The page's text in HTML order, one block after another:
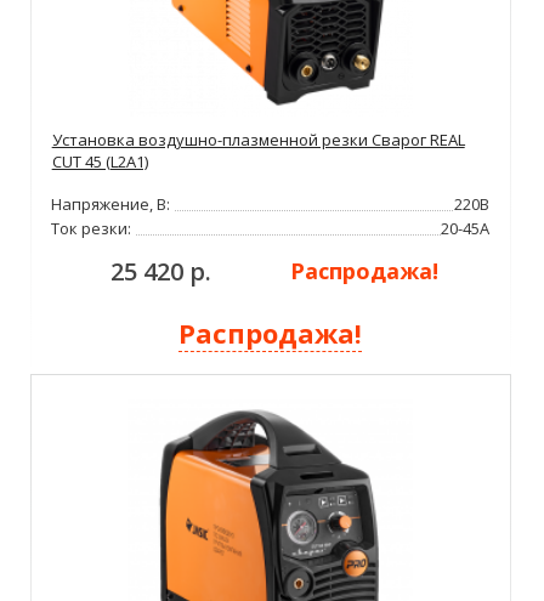
Установка воздушно-плазменной резки Сварог REAL
CUT 45 (L2A1)
Напряжение, В:
220В
Ток резки:
20-45А
25 420 р. Распродажа!
Распродажа!